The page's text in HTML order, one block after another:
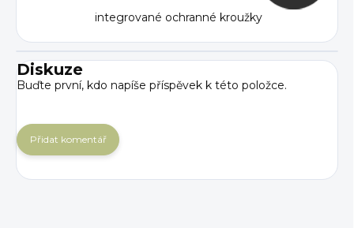
integrované ochranné kroužky
Diskuze
Buďte první, kdo napíše příspěvek k této položce.
Přidat komentář